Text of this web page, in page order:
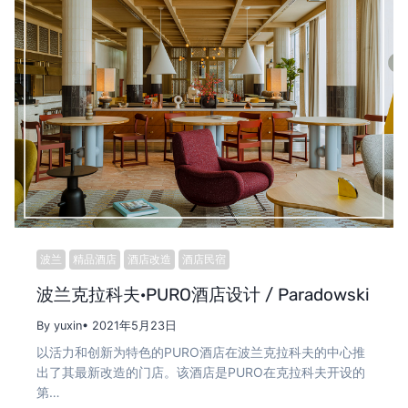
波兰 精品酒店 酒店改造 酒店民宿
波兰克拉科夫·PURO酒店设计 / Paradowski
By yuxin• 2021年5月23日
以活力和创新为特色的PURO酒店在波兰克拉科夫的中心推
出了其最新改造的门店。该酒店是PURO在克拉科夫开设的
第…